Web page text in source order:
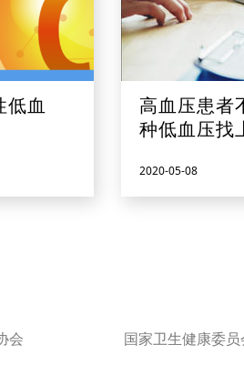
低血
高血压患者
种低血压找
2020-05-08
会 国家卫生健康委员